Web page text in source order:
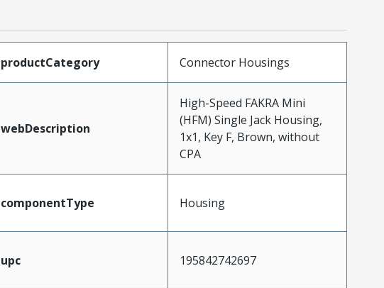
productCategory Connector Housings
webDescription
High-Speed FAKRA Mini
(HFM) Single Jack Housing,
1x1, Key F, Brown, without
CPA
componentType Housing
upc 195842742697